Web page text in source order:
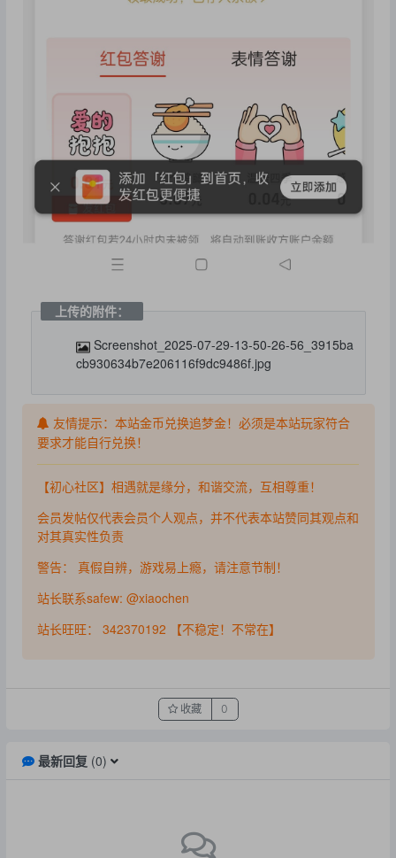
上传的附件：
Screenshot_2025-07-29-13-50-26-56_3915ba
cb930634b7e206116f9dc9486f.jpg
友情提示：本站金币兑换追梦金！必须是本站玩家符合
要求才能自行兑换！
【初心社区】相遇就是缘分，和谐交流，互相尊重！
会员发帖仅代表会员个人观点，并不代表本站赞同其观点和
对其真实性负责
警告： 真假自辨，游戏易上瘾，请注意节制！
站长联系safew: @xiaochen
站长旺旺： 342370192 【不稳定！不常在】
收藏 0
最新回复(0)